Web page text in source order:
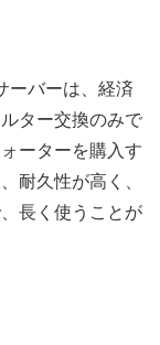
ーバーは、経済
ター交換のみで
ーターを購入す
耐久性が高く、
長く使うことが